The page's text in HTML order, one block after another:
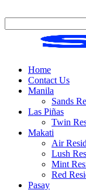
Home
Contact Us
Manila
Sands
Las Piñas
Twin
Makati
Air
Lush
Mint
Red
Pasay